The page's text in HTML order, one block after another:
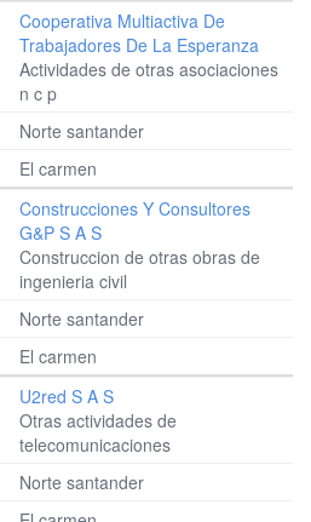
Cooperativa Multiactiva De
Trabajadores De La Esperanza
Actividades de otras asociaciones
n c p
Norte santander
El carmen
Construcciones Y Consultores
G&p S A S
Construccion de otras obras de
ingenieria civil
Norte santander
El carmen
U2red S A S
Otras actividades de
telecomunicaciones
Norte santander